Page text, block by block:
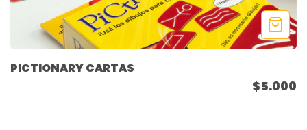
PICTIONARY CARTAS
$5.000